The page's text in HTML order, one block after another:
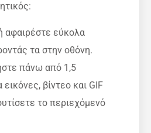
αφαιρέστε εύκολα
τα στην οθόνη.
πάνω από 1,5
βίντεο και GIF
το περιεχόμενό